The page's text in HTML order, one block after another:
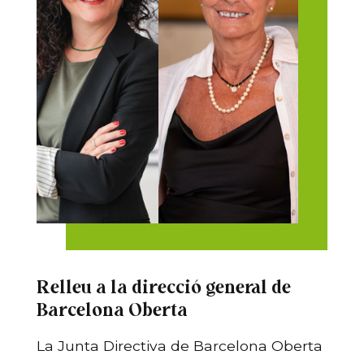
Relleu a la direcció general de
Barcelona Oberta
La Junta Directiva de Barcelona Oberta